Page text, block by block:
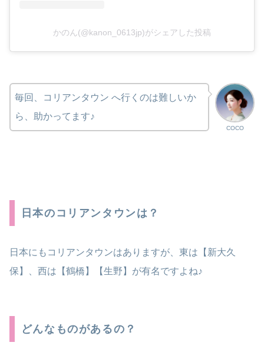
かのん(@kanon_0613jp)がシェアした投稿
COCO
毎回、コリアンタウン へ行くのは難しいか
ら、助かってます♪
日本のコリアンタウンは？
日本にもコリアンタウンはありますが、東は【新大久
保】、西は【鶴橋】【生野】が有名ですよね♪
どんなものがあるの？